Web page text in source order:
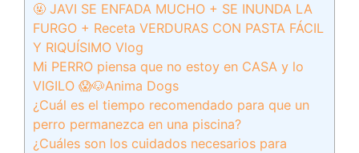
🤬 JAVI SE ENFADA MUCHO + SE INUNDA LA
FURGO + Receta VERDURAS CON PASTA FÁCIL
Y RIQUÍSIMO Vlog
Mi PERRO piensa que no estoy en CASA y lo
VIGILO 😱🐶Anima Dogs
¿Cuál es el tiempo recomendado para que un
perro permanezca en una piscina?
¿Cuáles son los cuidados necesarios para